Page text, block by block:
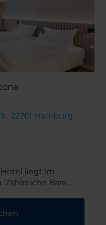
sind nur einen
Sie Design,
einzigartigen
Mitte!
22761 Hamburg
liegt im
Zahlreiche Bars